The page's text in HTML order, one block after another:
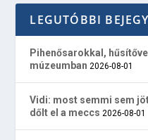
LEGUTÓBBI
Pihenősarokkal,
múzeumban 2026-08-01
Vidi: most semmi sem
dőlt el a meccs 2026-08-01